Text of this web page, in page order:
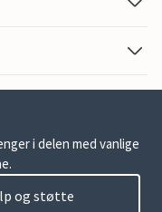
i delen med vanlige
og støtte